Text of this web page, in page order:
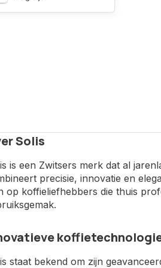
Solis
is een Zwitsers merk dat al
precisie, innovatie en
op koffieliefhebbers die thuis
staat bekend om zijn